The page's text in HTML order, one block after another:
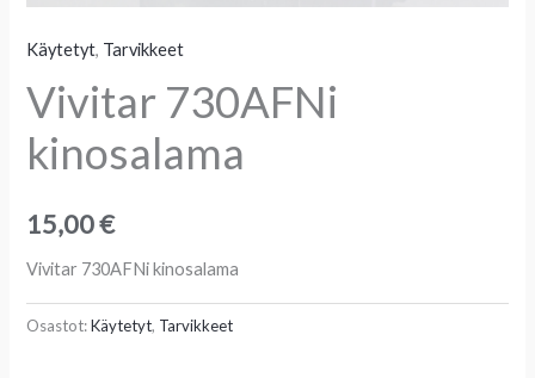
Käytetyt, Tarvikkeet
Vivitar 730AFNi
kinosalama
15,00€
Vivitar 730AFNi kinosalama
Osastot:Käytetyt, Tarvikkeet